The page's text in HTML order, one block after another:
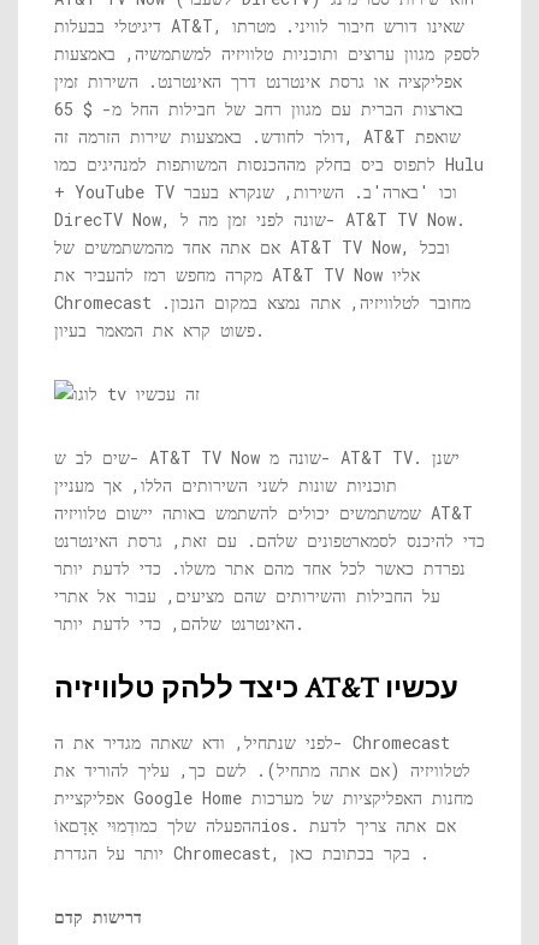
דיגיטלי בבעלות AT&T, שאינו דורש חיבור לוויני. מטרתו
לספק מגוון ערוצים ותוכניות טלוויזיה למשתמשיה, באמצעות
אפליקציה או גרסת אינטרנט דרך האינטרנט. השירות זמין
בארצות הברית עם מגוון רחב של חבילות החל מ- $ 65
דולר לחודש. באמצעות שירות הזרמה זה, AT&T שואפת
לתפוס ביס בחלק מההכנסות המשותפות למנהיגים כמו Hulu
+ YouTube TV וכו 'בארה'ב. השירות, שנקרא בעבר
DirecTV Now, שונה לפני זמן מה ל- AT&T TV Now.
אם אתה אחד מהמשתמשים של AT&T TV Now, ובכל
מקרה מחפש רמז להעביר את AT&T TV Now אליו
Chromecast מחובר לטלוויזיה, אתה נמצא במקום הנכון.
פשוט קרא את המאמר בעיון.
שים לב ש- AT&T TV Now שונה מ- AT&T TV. ישנן
תוכניות שונות לשני השירותים הללו, אך מעניין
שמשתמשים יכולים להשתמש באותה יישום טלוויזיה AT&T
כדי להיכנס לסמארטפונים שלהם. עם זאת, גרסת האינטרנט
נפרדת כאשר לכל אחד מהם אתר משלו. כדי לדעת יותר
על החבילות והשירותים שהם מציעים, עבור אל אתרי
האינטרנט שלהם, כדי לדעת יותר.
כיצד ללהק טלוויזיה AT&T עכשיו
לפני שנתחיל, ודא שאתה מגדיר את ה- Chromecast
לטלוויזיה (אם אתה מתחיל). לשם כך, עליך להוריד את
אפליקציית Google Home מחנות האפליקציות של מערכות
ההפעלה שלך כמודְמוּי אָדָםאוֹ ios . אם אתה צריך לדעת
יותר על הגדרת Chromecast, בקר בכתובת כאן .
דרישות קדם